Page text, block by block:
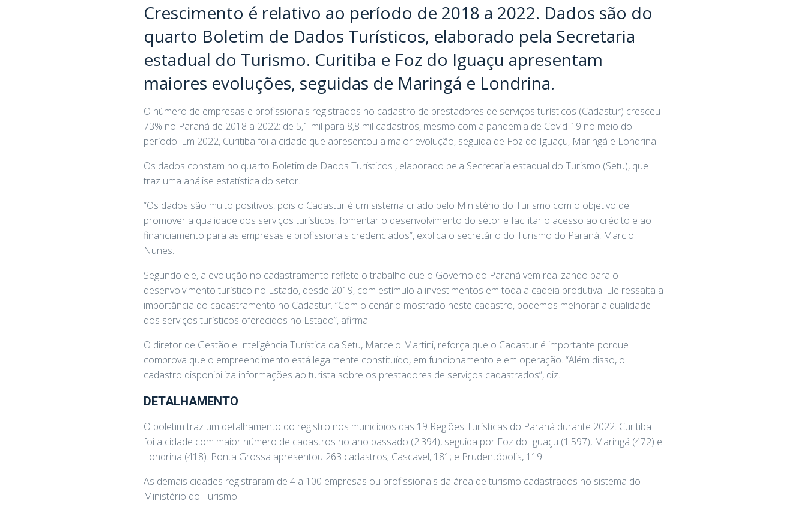
Crescimento é relativo ao período de 2018 a 2022. Dados são do
quarto Boletim de Dados Turísticos, elaborado pela Secretaria
estadual do Turismo. Curitiba e Foz do Iguaçu apresentam
maiores evoluções, seguidas de Maringá e Londrina.
O número de empresas e profissionais registrados no cadastro de prestadores de serviços turísticos (Cadastur) cresceu
73% no Paraná de 2018 a 2022: de 5,1 mil para 8,8 mil cadastros, mesmo com a pandemia de Covid-19 no meio do
período. Em 2022, Curitiba foi a cidade que apresentou a maior evolução, seguida de Foz do Iguaçu, Maringá e Londrina.
Os dados constam no quarto Boletim de Dados Turísticos , elaborado pela Secretaria estadual do Turismo (Setu), que
traz uma análise estatística do setor.
“Os dados são muito positivos, pois o Cadastur é um sistema criado pelo Ministério do Turismo com o objetivo de
promover a qualidade dos serviços turísticos, fomentar o desenvolvimento do setor e facilitar o acesso ao crédito e ao
financiamento para as empresas e profissionais credenciados”, explica o secretário do Turismo do Paraná, Marcio
Nunes.
Segundo ele, a evolução no cadastramento reflete o trabalho que o Governo do Paraná vem realizando para o
desenvolvimento turístico no Estado, desde 2019, com estímulo a investimentos em toda a cadeia produtiva. Ele ressalta a
importância do cadastramento no Cadastur. “Com o cenário mostrado neste cadastro, podemos melhorar a qualidade
dos serviços turísticos oferecidos no Estado”, afirma.
O diretor de Gestão e Inteligência Turística da Setu, Marcelo Martini, reforça que o Cadastur é importante porque
comprova que o empreendimento está legalmente constituído, em funcionamento e em operação. “Além disso, o
cadastro disponibiliza informações ao turista sobre os prestadores de serviços cadastrados”, diz.
DETALHAMENTO
O boletim traz um detalhamento do registro nos municípios das 19 Regiões Turísticas do Paraná durante 2022. Curitiba
foi a cidade com maior número de cadastros no ano passado (2.394), seguida por Foz do Iguaçu (1.597), Maringá (472) e
Londrina (418). Ponta Grossa apresentou 263 cadastros; Cascavel, 181; e Prudentópolis, 119.
As demais cidades registraram de 4 a 100 empresas ou profissionais da área de turismo cadastrados no sistema do
Ministério do Turismo.